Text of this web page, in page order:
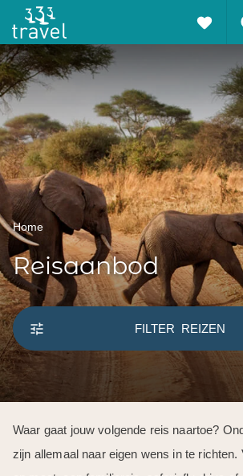
Home
Reisaanbod
FILTER REIZEN
Waar gaat jouw volgende reis naartoe?
zijn allemaal naar eigen wens in te richten.